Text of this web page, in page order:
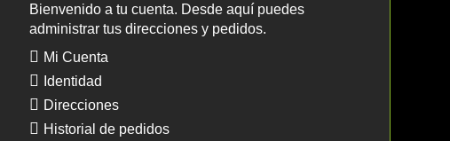
Bienvenido a tu cuenta. Desde aquí puedes
administrar tus direcciones y pedidos.
Mi Cuenta
Identidad
Direcciones
Historial de pedidos